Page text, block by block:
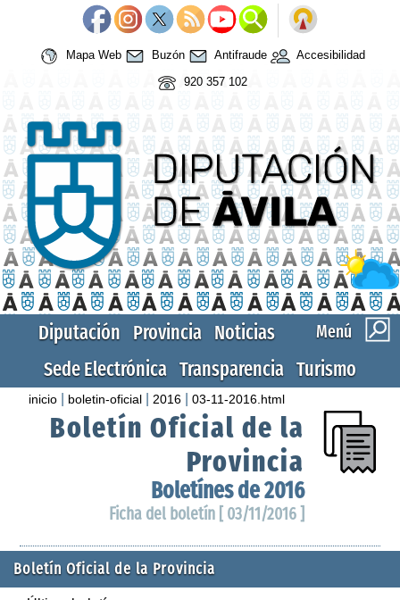
Mapa Web Buzón Antifraude
Accesibilidad
920 357 102
Menú
Diputación Provincia Noticias
Sede Electrónica Transparencia Turismo
inicio boletin-oficial 2016 |03-11-2016.html
Boletín Oficial de la
Provincia
Boletínes de 2016
Ficha del boletín [ 03/11/2016 ]
Boletín Oficial de la Provincia